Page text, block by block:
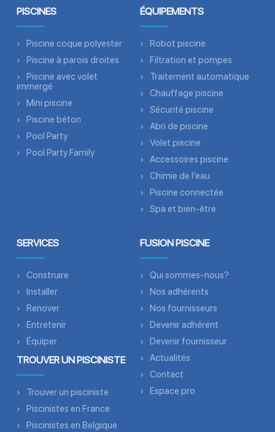
PISCINES
Piscine coque polyester
Piscine à parois droites
Piscine avec volet
immergé
Mini piscine
Piscine béton
Pool Party
Pool Party Family
ÉQUIPEMENTS
Robot piscine
Filtration et pompes
Traitement automatique
Chauffage piscine
Sécurité piscine
Abri de piscine
Volet piscine
Accessoires piscine
Chimie de l’eau
Piscine connectée
Spa et bien-être
SERVICES
Construire
Installer
Renover
Entretenir
Équiper
TROUVER UN PISCINISTE
Trouver un pisciniste
Piscinistes en France
Piscinistes en Belgique
FUSION PISCINE
Qui sommes-nous?
Nos adhérents
Nos fournisseurs
Devenir adhérent
Devenir fournisseur
Actualités
Contact
Espace pro